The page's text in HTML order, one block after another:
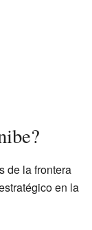
de la frontera
en la